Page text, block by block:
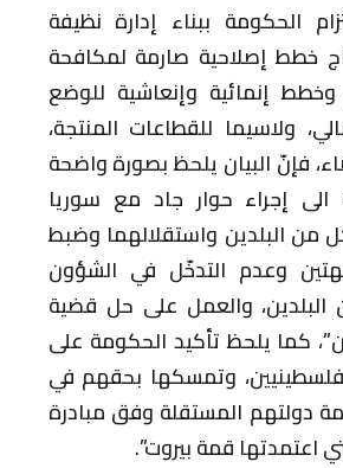
الحكومة ببناء إدارة نظيفة
خطط إصلاحية صارمة لمكافحة
وخطط إنمائية وإنعاشية للوضع
ولاسيما للقطاعات المنتجة،
فإنّ البيان يلحظ بصورة واضحة
إجراء حوار جاد مع سوريا
من البلدين واستقلالهما وضبط
وعدم التدخّل في الشؤون
البلدين، والعمل على حل قضية
كما يلحظ تأكيد الحكومة على
وتمسكها بحقهم في
دولتهم المستقلة وفق مبادرة
اعتمدتها قمة بيروت”.